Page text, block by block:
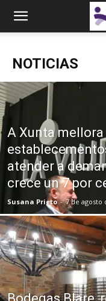
NOTICIAS
A Xunta
atender a
crece un 7 por
Susana Prieto - 7 de agosto